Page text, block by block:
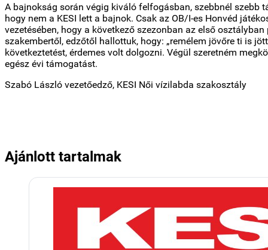
A bajnokság során végig kiváló felfogásban, szebbnél szebb
hogy nem a KESI lett a bajnok. Csak az OB/I-es Honvéd
vezetésében, hogy a következő szezonban az első
szakembertől, edzőtől hallottuk, hogy: „remélem jövőre ti is
következtetést, érdemes volt dolgozni. Végül szeretném
egész évi támogatást.
Szabó László vezetőedző, KESI Női vízilabda szakosztály
Ajánlott tartalmak